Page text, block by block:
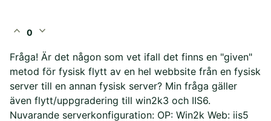
expand_less 0 expand_more
Fråga! Är det någon som vet ifall det finns en "given"
metod för fysisk flytt av en hel webbsite från en fysisk
server till en annan fysisk server? Min fråga gäller
även flytt/uppgradering till win2k3 och IIS6.
Nuvarande serverkonfiguration: OP: Win2k Web: iis5